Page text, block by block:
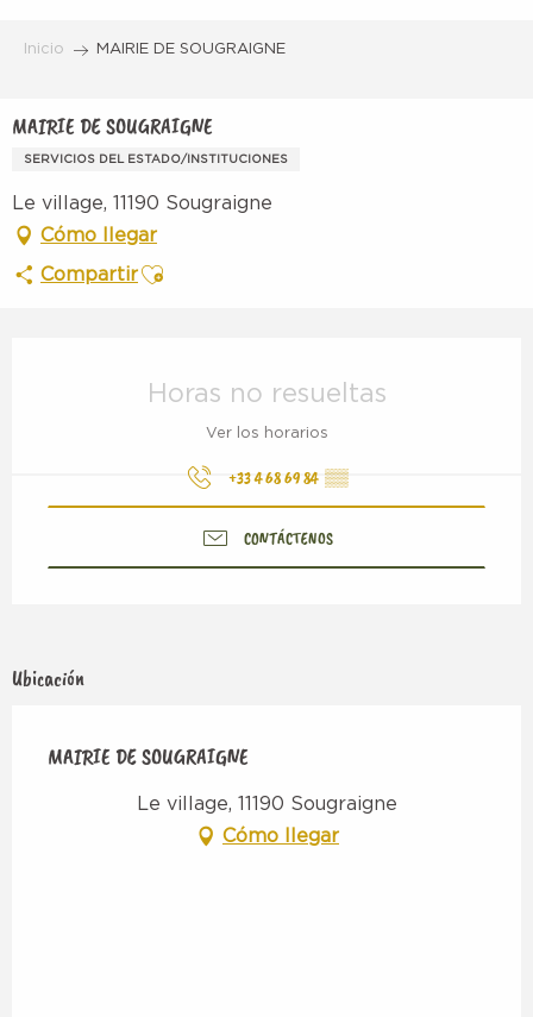
Inicio MAIRIE DE SOUGRAIGNE
MAIRIE DE SOUGRAIGNE
SERVICIOS DEL ESTADO/INSTITUCIONES
Le village, 11190 Sougraigne
Cómo llegar
CompartirAjouter aux favoris
Horas no resueltas
Ver los horarios
+33 4 68 69 84 ▒▒
CONTÁCTENOS
Ubicación
MAIRIE DE SOUGRAIGNE
Le village, 11190 Sougraigne
Cómo llegar